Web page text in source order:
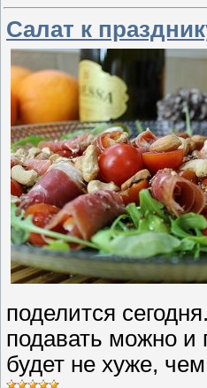
Салат к
поделится
подавать можно и
будет не хуже,